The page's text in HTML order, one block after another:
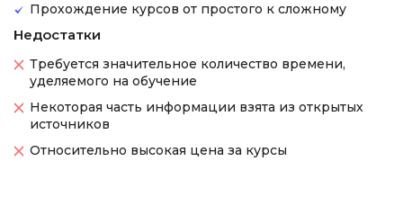
Прохождение курсов от простого к сложному
Недостатки
Требуется значительное количество времени,
уделяемого на обучение
Некоторая часть информации взята из открытых
источников
Относительно высокая цена за курсы